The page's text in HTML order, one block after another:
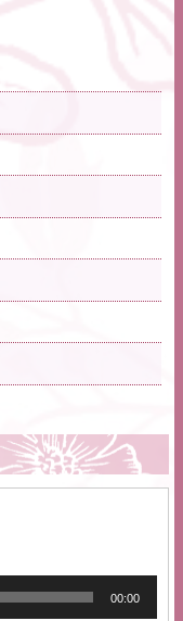
00:00